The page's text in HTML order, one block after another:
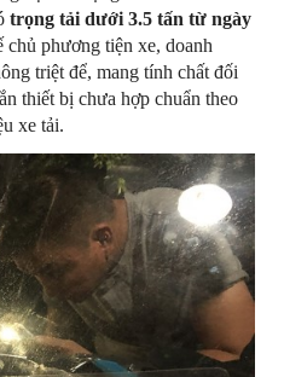
trọng tải dưới 3.5 tấn từ ngày
chủ phương tiện xe, doanh
triệt để, mang tính chất đối
thiết bị chưa hợp chuẩn theo
xe tải.